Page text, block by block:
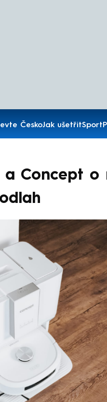
ČeskoJak ušetřitSport
a Concept